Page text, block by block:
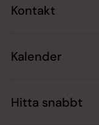
Kontakt
Kalender
Hitta snabbt